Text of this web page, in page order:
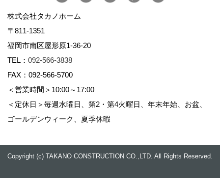
株式会社タカノホーム
〒811-1351
福岡市南区屋形原1-36-20
TEL： 092-566-3838
FAX：092-566-5700
＜営業時間＞10:00～17:00
＜定休日＞毎週水曜日、第2・第4火曜日、年末年始、お盆、
ゴールデンウィーク、夏季休暇
Copyright (c) TAKANO CONSTRUCTION CO.,LTD. All Rights Reserved.